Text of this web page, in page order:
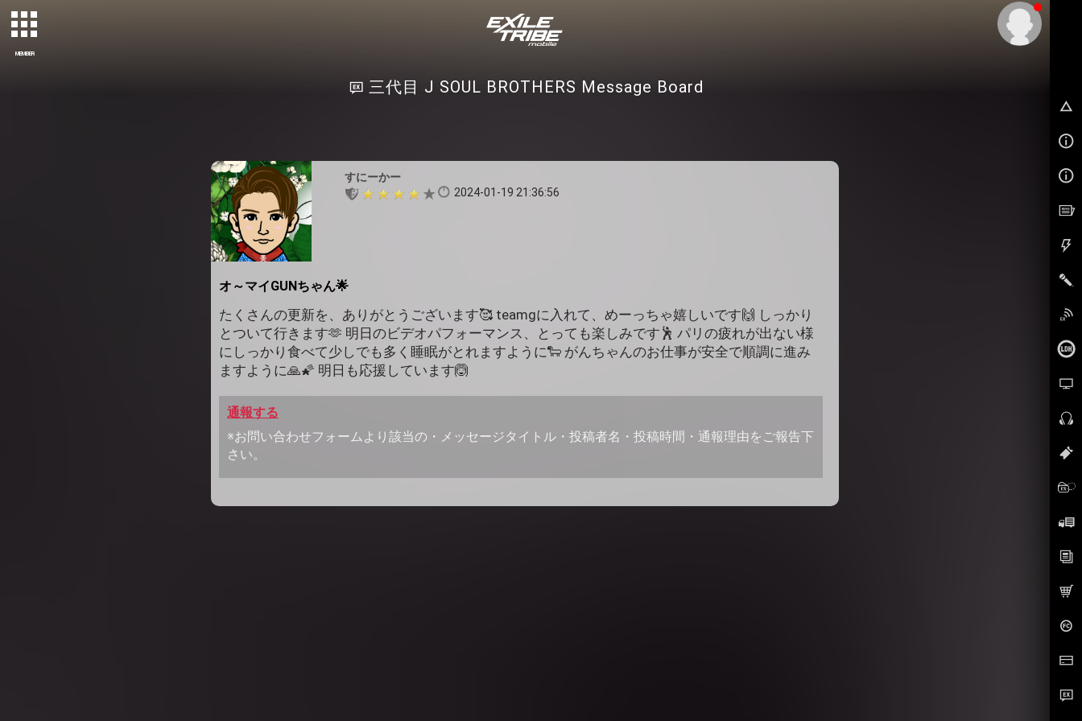
MEMBER
三代目 J SOUL BROTHERS Message Board
すにーかー
2024-01-19 21:36:56
オ～マイGUNちゃん🌟
たくさんの更新を、ありがとうございます🥰 teamgに入れて、めーっちゃ嬉しいです🙌 しっかり
とついて行きます🫶 明日のビデオパフォーマンス、とっても楽しみです🕺 パリの疲れが出ない様
にしっかり食べて少しでも多く睡眠がとれますように🐑 がんちゃんのお仕事が安全で順調に進み
ますように🙏🌠 明日も応援しています🙆
通報する
※お問い合わせフォームより該当の・メッセージタイトル・投稿者名・投稿時間・通報理由をご報告下
さい。